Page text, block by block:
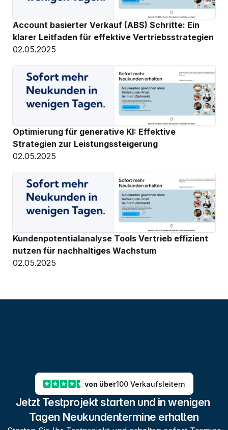
Account basierter Verkauf (ABS) Schritte: Ein
klarer Leitfaden für effektive Vertriebsstrategien
02.05.2025
Optimierung für generative KI: Effektive
Strategien zur Leistungssteigerung
02.05.2025
Kundenpotentialanalyse Tools Vertrieb effizient
nutzen für nachhaltiges Wachstum
02.05.2025
von über100 Verkaufsleitern
Jetzt Testprojekt starten und in wenigen
Tagen Neukundentermine erhalten